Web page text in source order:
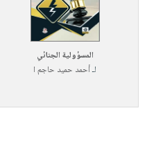
المسؤولية الجنائي
لـأحمد حميد حاجم ا